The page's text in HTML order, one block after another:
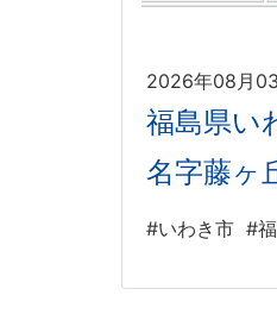
2026年08月
福島県い
名字藤ヶ
#いわき市 #